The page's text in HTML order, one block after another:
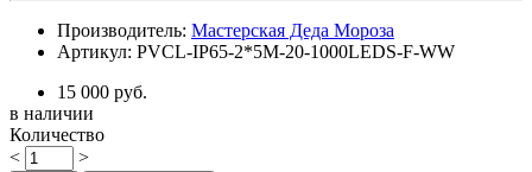
Производитель: Мастерская Деда Мороза
Артикул: PVCL-IP65-2*5M-20-1000LEDS-F-WW
15 000 руб.
в наличии
Количество
<
>